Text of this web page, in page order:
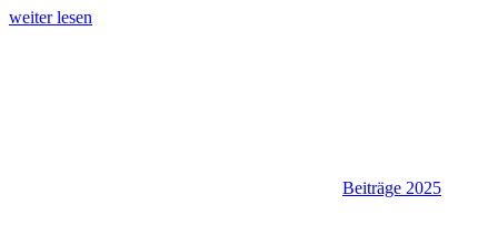
weiter lesen
Beiträge 2025